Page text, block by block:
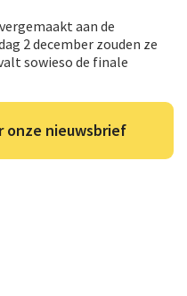
aan de
2 december zouden ze
sowieso de finale
onze nieuwsbrief